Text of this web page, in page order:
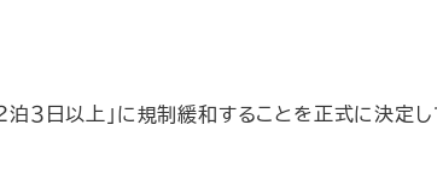
泊３日以上」に規制緩和することを正式に決定